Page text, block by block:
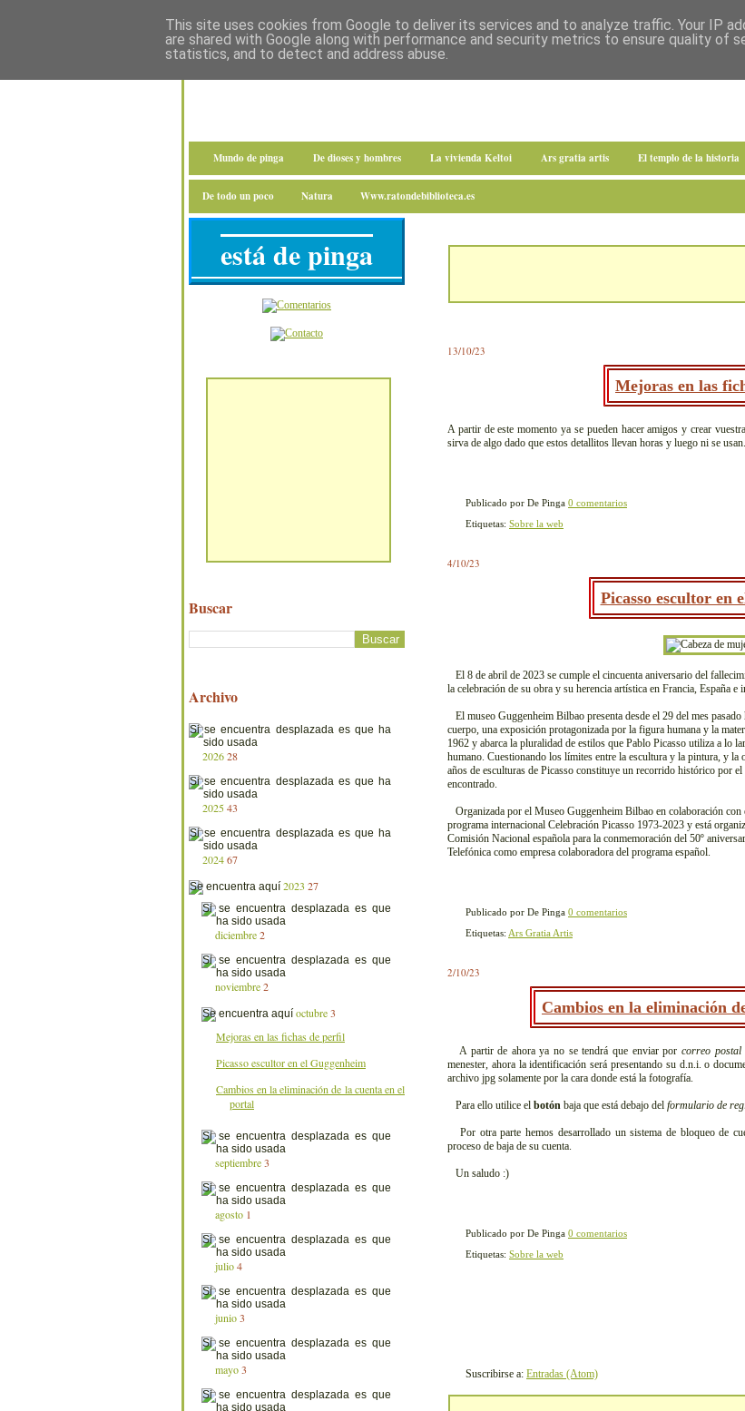
Mundo de pinga De dioses y hombres La vivienda Keltoi Ars gratia artis El templo de la historia
De todo un poco Natura Www.ratondebiblioteca.es
13/10/23
Mejoras en las
A partir de este momento ya se pueden hacer amigos y crear
sirva de algo dado que estos detallitos llevan horas y luego ni se usan.
Publicado por De Pinga 0 comentarios
Etiquetas: Sobre la web
4/10/23
Picasso escultor en
El 8 de abril de 2023 se cumple el cincuenta aniversario del
la celebración de su obra y su herencia artística en Francia, España e
El museo Guggenheim Bilbao presenta desde el 29 del mes
cuerpo, una exposición protagonizada por la figura humana y la
1962 y abarca la pluralidad de estilos que Pablo Picasso utiliza a lo
humano. Cuestionando los límites entre la escultura y la pintura, y la
años de esculturas de Picasso constituye un recorrido histórico por
encontrado.
Organizada por el Museo Guggenheim Bilbao en colaboración
programa internacional Celebración Picasso 1973-2023 y está
Comisión Nacional española para la conmemoración del 50º
Telefónica como empresa colaboradora del programa español.
Publicado por De Pinga 0 comentarios
Etiquetas: Ars Gratia Artis
2/10/23
Cambios en la eliminación
A partir de ahora ya no se tendrá que enviar por correo postal
menester, ahora la identificación será presentando su d.n.i. o
archivo jpg solamente por la cara donde está la fotografía.
Para ello utilice el botón baja que está debajo del formulario de
Por otra parte hemos desarrollado un sistema de bloqueo de
proceso de baja de su cuenta.
Un saludo :)
Publicado por De Pinga 0 comentarios
Etiquetas: Sobre la web
Suscribirse a: Entradas (Atom)
está de pinga
Buscar
Archivo
202628
202543
202467
2023 27
diciembre 2
noviembre 2
octubre 3
Mejoras en las fichas de perfil
Picasso escultor en el Guggenheim
Cambios en la eliminación de la cuenta en el
portal
septiembre 3
agosto 1
julio 4
junio 3
mayo 3
This site uses cookies from Google to deliver its services and to analyze traffic. Your IP
are shared with Google along with performance and security metrics to ensure quality of
statistics, and to detect and address abuse.